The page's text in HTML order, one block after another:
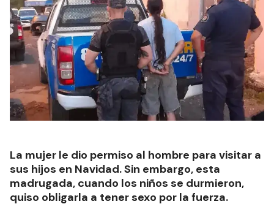
La mujer le dio permiso al hombre para visitar a
sus hijos en Navidad. Sin embargo, esta
madrugada, cuando los niños se durmieron,
quiso obligarla a tener sexo por la fuerza.